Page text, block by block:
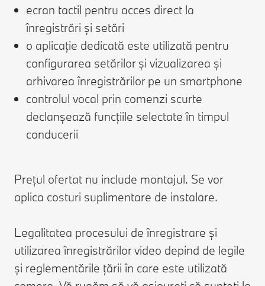
ecran tactil pentru acces direct la
înregistrări și setări
o aplicație dedicată este utilizată pentru
configurarea setărilor și vizualizarea și
arhivarea înregistrărilor pe un smartphone
controlul vocal prin comenzi scurte
declanșează funcțiile selectate în timpul
conducerii
Prețul ofertat nu include montajul. Se vor
aplica costuri suplimentare de instalare.
Legalitatea procesului de înregistrare și
utilizarea înregistrărilor video depind de legile
și reglementările țării în care este utilizată